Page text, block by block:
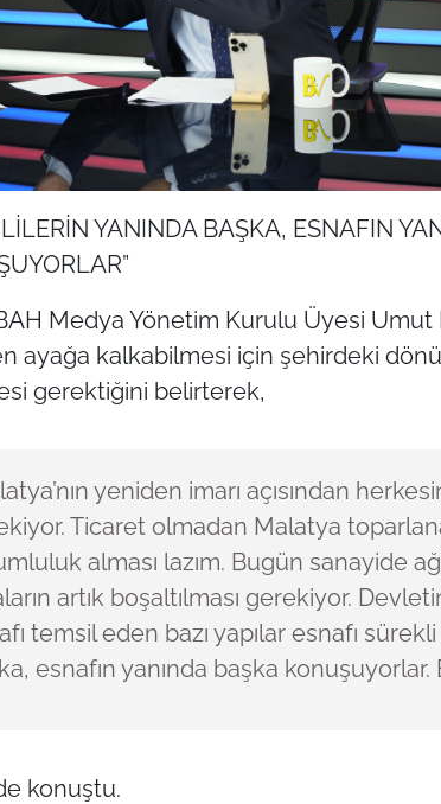
YANINDA BAŞKA, ESNAFIN
Medya Yönetim Kurulu Üyesi Umut
ayağa kalkabilmesi için şehirdeki
gerektiğini belirterek,
yeniden imarı açısından
Ticaret olmadan Malatya
alması lazım. Bugün sanayide
artık boşaltılması gerekiyor.
temsil eden bazı yapılar esnafı
esnafın yanında başka konuşuyorlar.
konuştu.